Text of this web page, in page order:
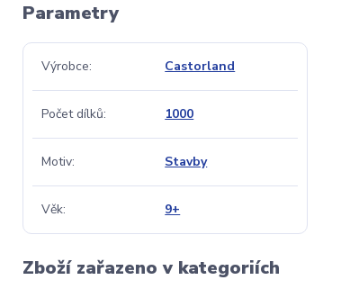
Parametry
Výrobce Castorland
Počet dílků 1000
Motiv Stavby
Věk 9+
Zboží zařazeno v kategoriích